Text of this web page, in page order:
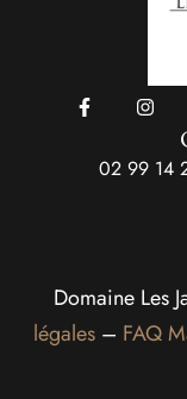
02 99 14
Domaine Les
légales – FAQ